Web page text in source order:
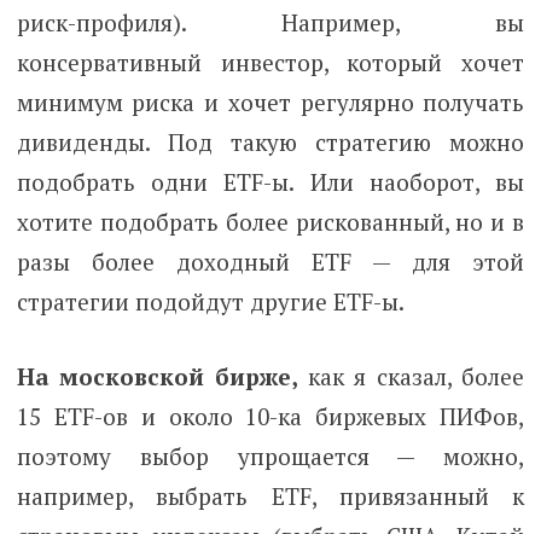
риск-профиля). Например, вы
консервативный инвестор, который хочет
минимум риска и хочет регулярно получать
дивиденды. Под такую стратегию можно
подобрать одни ETF-ы. Или наоборот, вы
хотите подобрать более рискованный, но и в
разы более доходный ETF — для этой
стратегии подойдут другие ETF-ы.
На московской бирже, как я сказал, более
15 ETF-ов и около 10-ка биржевых ПИФов,
поэтому выбор упрощается — можно,
например, выбрать ETF, привязанный к